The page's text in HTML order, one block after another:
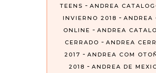
TEENS - ANDREA
INVIERNO 2018 - ANDREA
ONLINE - ANDREA
CERRADO - ANDREA
2017 - ANDREA COM
2018 - ANDREA DE